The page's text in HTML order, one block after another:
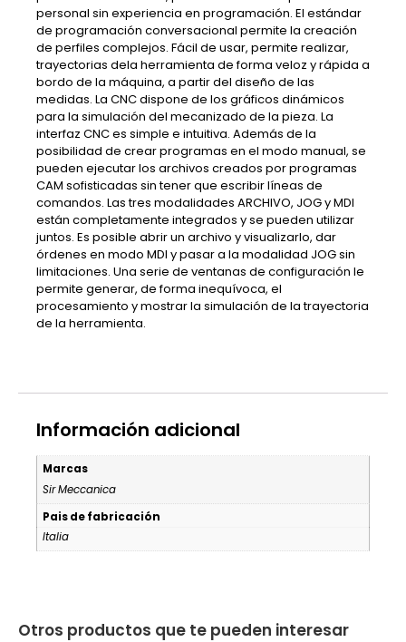
personal sin experiencia en programación. El estándar
de programación conversacional permite la creación
de perfiles complejos. Fácil de usar, permite realizar,
trayectorias dela herramienta de forma veloz y rápida a
bordo de la máquina, a partir del diseño de las
medidas. La CNC dispone de los gráficos dinámicos
para la simulación del mecanizado de la pieza. La
interfaz CNC es simple e intuitiva. Además de la
posibilidad de crear programas en el modo manual, se
pueden ejecutar los archivos creados por programas
CAM sofisticadas sin tener que escribir líneas de
comandos. Las tres modalidades ARCHIVO, JOG y MDI
están completamente integrados y se pueden utilizar
juntos. Es posible abrir un archivo y visualizarlo, dar
órdenes en modo MDI y pasar a la modalidad JOG sin
limitaciones. Una serie de ventanas de configuración le
permite generar, de forma inequívoca, el
procesamiento y mostrar la simulación de la trayectoria
de la herramienta.
Información adicional
Marcas
Sir Meccanica
Pais de fabricación
Italia
Otros productos que te pueden interesar